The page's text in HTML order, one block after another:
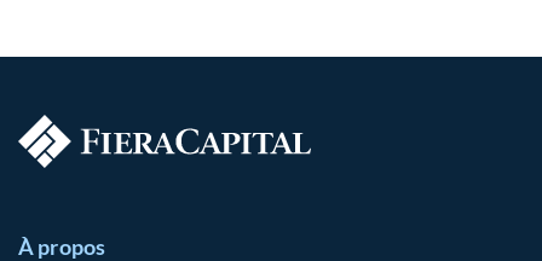
À propos